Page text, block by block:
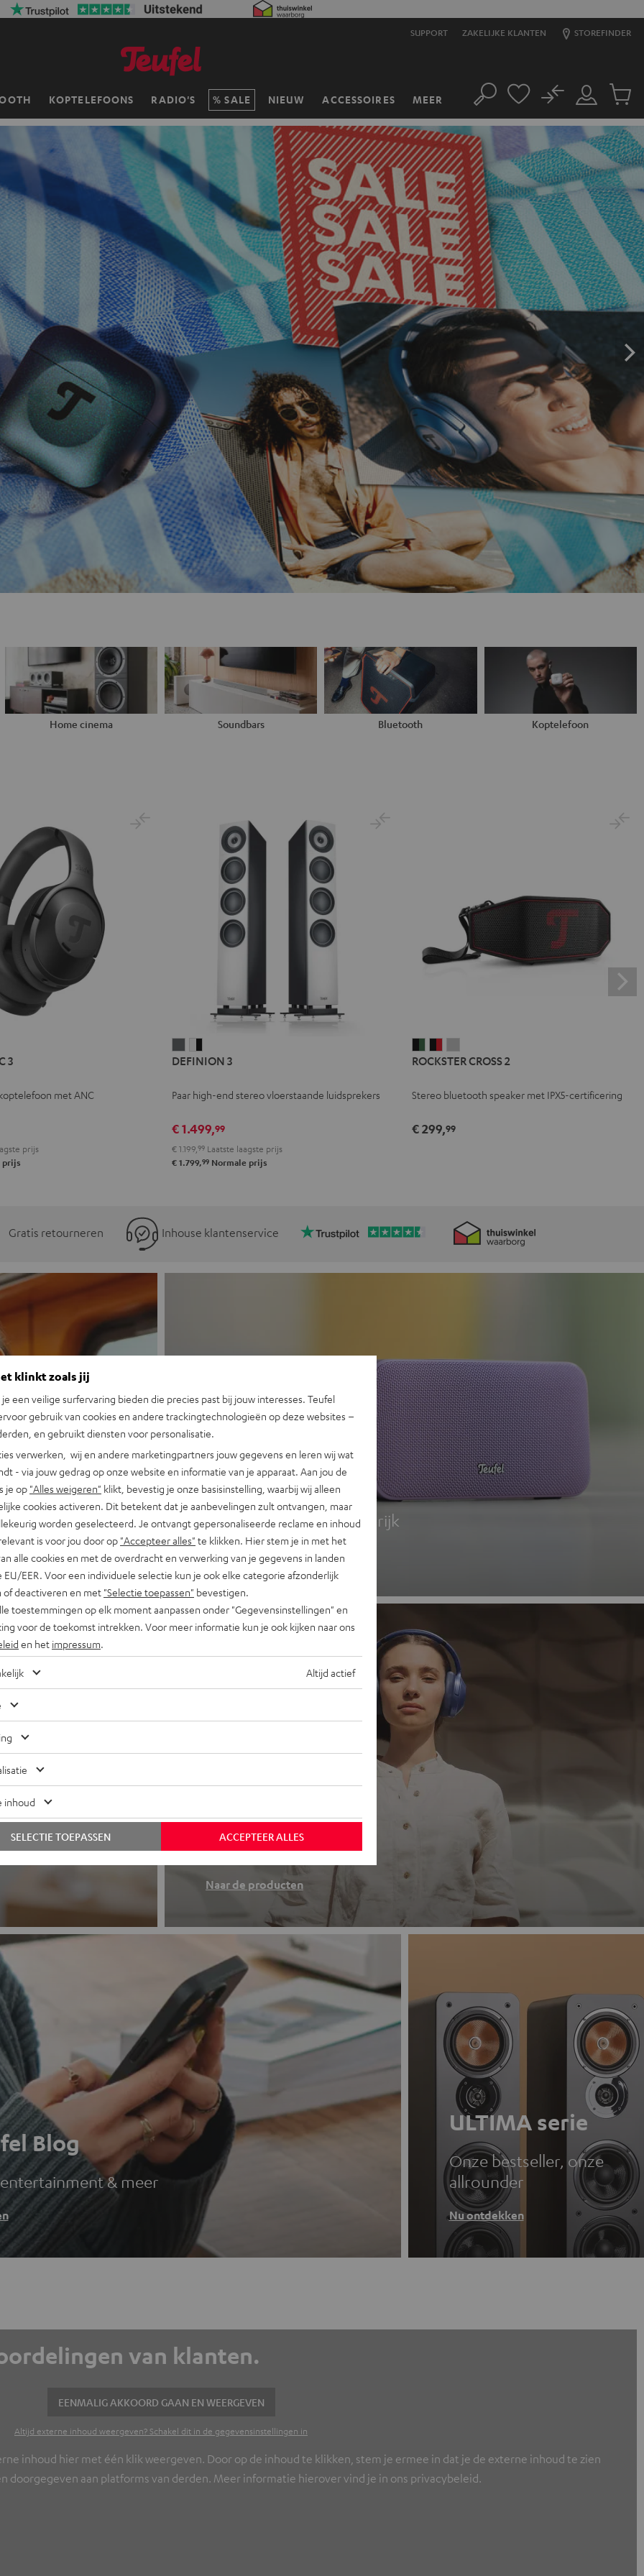
SUPPORT ZAKELIJKE KLANTEN STOREFINDER
KOPTELEFOONS RADIO'S SALE NIEUW ACCESSOIRES MEER Zoeken
Mijn
account
No
Home cinema Soundbars Bluetooth Koptelefoon
3
met ANC
prijs
prijs
3
3
DEFINION 3
Paar high-end stereo vloerstaande luidsprekers
€ 1.499,99
€ 1.199, 99 Laatste laagste prijs
€ 1.799,99 Normale prijs
CROSS
Black
Green
CROSS
Zwart
Rood
CROSS
Light
ROCKSTER CROSS 2
Stereo bluetooth speaker met IPX5-certificering
€ 299,99
Gratis retourneren Inhouse klantenservice
MOTIV® GO 2
Portable, krachtig, kleurrijk
Nu ontdekken
of all-in-one
Koptelefoons
Teufel sound to go
Naar de producten
Blog
& meer
ULTIMA serie
Onze bestseller, onze
allrounder
Nu ontdekken
van klanten.
EENMALIG AKKOORD GAAN EN WEERGEVEN
Altijd externe inhoud weergeven? Schakel dit in de gegevensinstellingen in
inhoud hier met één klik weergeven. Door op de inhoud te klikken, stem je ermee in dat je de externe inhoud te zien
aan platforms van derden. Meer informatie hierover vind je in ons privacybeleid.
klinkt zoals jij
je een veilige surfervaring bieden die precies past bij jouw interesses. Teufel
gebruik van cookies en andere trackingtechnologieën op deze websites –
en gebruikt diensten voor personalisatie.
verwerken, wij en andere marketingpartners jouw gegevens en leren wij wat
- via jouw gedrag op onze website en informatie van je apparaat. Aan jou de
je op "Alles weigeren" klikt, bevestig je onze basisinstelling, waarbij wij alleen
cookies activeren. Dit betekent dat je aanbevelingen zult ontvangen, maar
worden geselecteerd. Je ontvangt gepersonaliseerde reclame en inhoud
is voor jou door op "Accepteer alles" te klikken. Hier stem je in met het
alle cookies en met de overdracht en verwerking van je gegevens in landen
EU/EER. Voor een individuele selectie kun je ook elke categorie afzonderlijk
of deactiveren en met "Selectie toepassen" bevestigen.
toestemmingen op elk moment aanpassen onder "Gegevensinstellingen" en
voor de toekomst intrekken. Voor meer informatie kun je ook kijken naar ons
en het impressum
Altijd actief
inhoud
ACCEPTEER ALLES
SELECTIE TOEPASSEN